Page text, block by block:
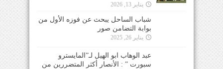
يناير 13, 2026
شباب الساحل يبحث عن فوزه الأول من
بوابة التضامن صور
يناير 26, 2025
عبد الوهاب ابو الهيل لـ”المايسترو
سبورت ” : الأنصار أكثر المتضررين من